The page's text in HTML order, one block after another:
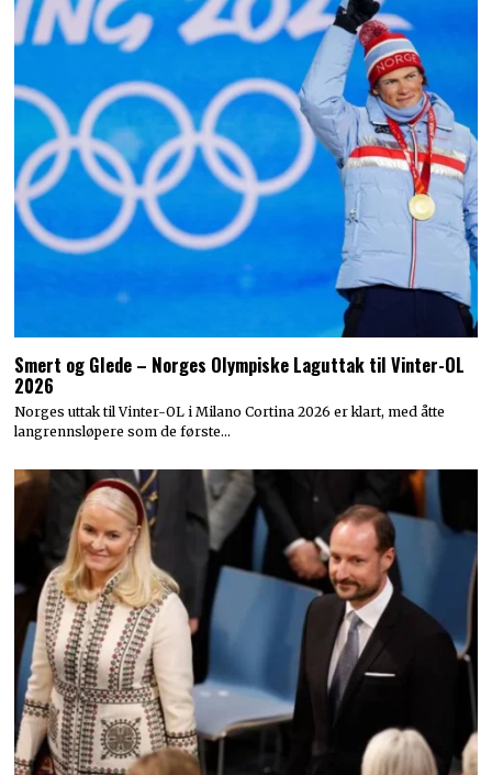
Smert og Glede – Norges Olympiske Laguttak til Vinter-OL
2026
Norges uttak til Vinter-OL i Milano Cortina 2026 er klart, med åtte
langrennsløpere som de første…